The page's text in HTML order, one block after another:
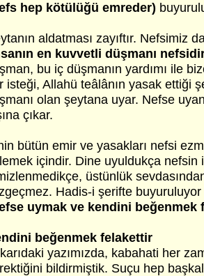
hep kötülüğü emreder)
aldatması zayıftır. Nefsimiz
en kuvvetli düşmanı
bu iç düşmanın yardımı ile
isteği, Allahü teâlânın yasak ettiği
olan şeytana uyar. Nefse
çıkar.
bütün emir ve yasakları nefsi
içindir. Dine uyuldukça nefsin
üstünlük
Hadis-i şerifte buyuruluyor
uymak ve kendini beğenmek
beğenmek felakettir
yazımızda, kabahati her
bildirmiştik. Suçu hep